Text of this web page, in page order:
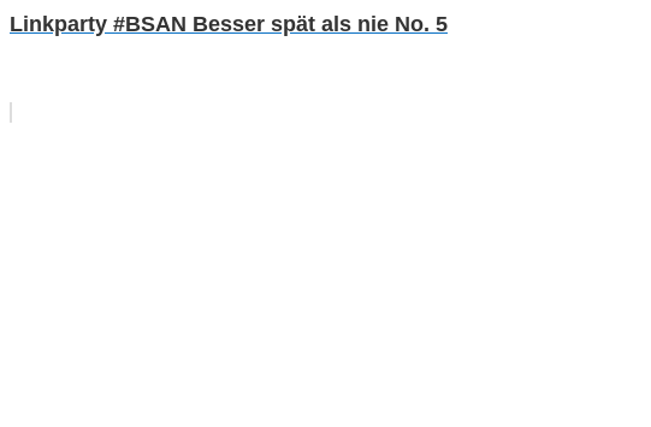
Linkparty #BSAN Besser spät als nie No. 5